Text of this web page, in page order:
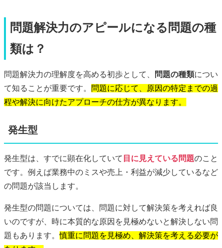
問題解決力のアピールになる問題の種
類は？
問題解決力の理解度を高める初歩として、 問題の種類につい
て知ることが重要です。
問題に応じて、原因の特定までの過
程や解決に向けたアプローチの仕方が異なります。
発生型
発生型は、すでに顕在化していて 目に見えている問題のこと
です。例えば業務中のミスや売上・利益が減少しているなど
の問題が該当します。
発生型の問題については、問題に対して解決策を考えれば良
いのですが、時に本質的な原因を見極めないと解決しない問
題もあります。慎重に問題を見極め、解決策を考える必要が